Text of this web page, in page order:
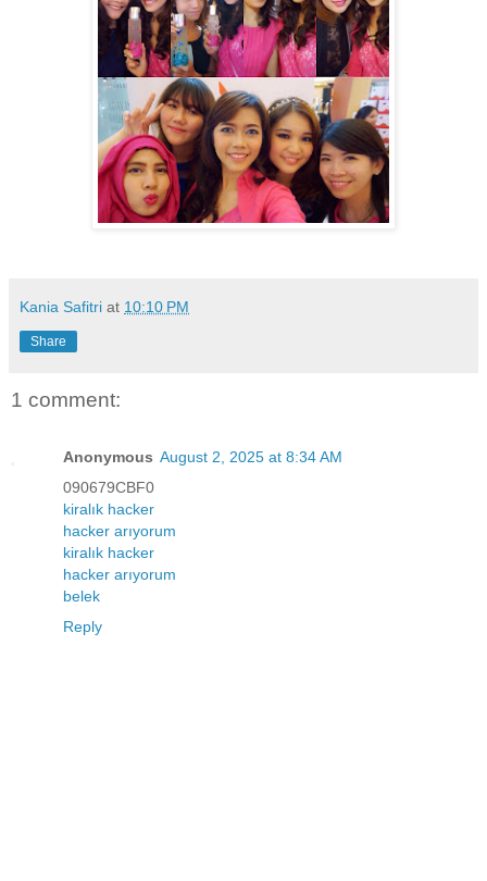
Kania Safitri at 10:10 PM
Share
1 comment:
Anonymous August 2, 2025 at 8:34 AM
090679CBF0
kiralık hacker
hacker arıyorum
kiralık hacker
hacker arıyorum
belek
Reply